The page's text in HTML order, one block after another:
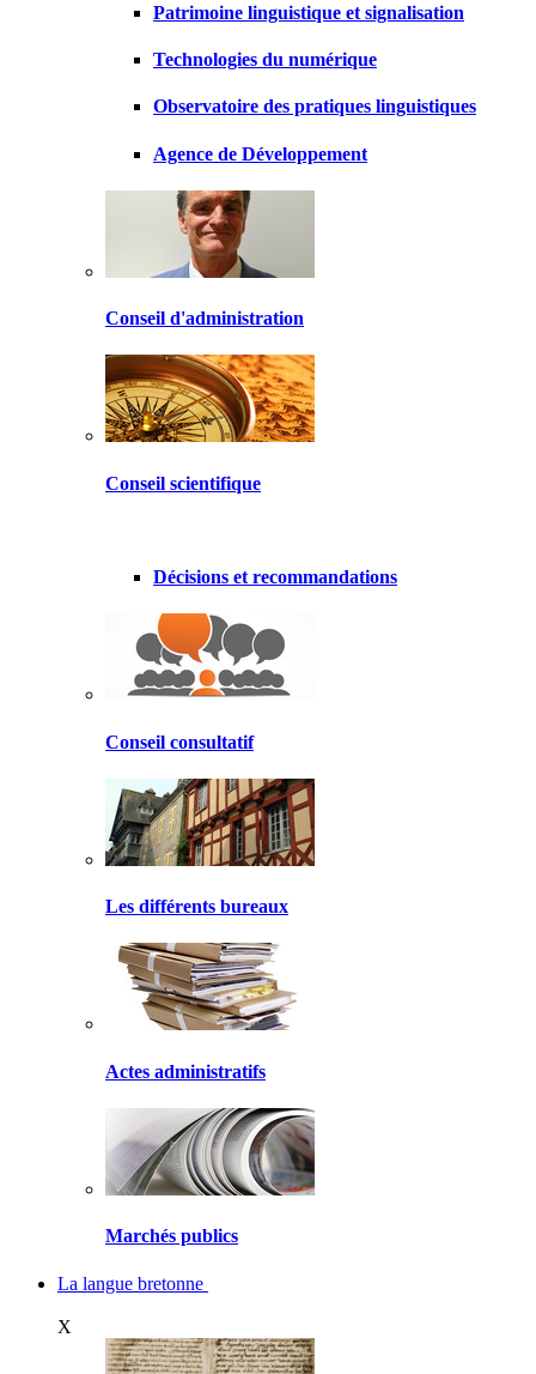
Patrimoine linguistique et signalisation
Technologies du numérique
Observatoire des pratiques linguistiques
Agence de Développement
Conseil d'administration
Conseil scientifique
Décisions et recommandations
Conseil consultatif
Les différents bureaux
Actes administratifs
Marchés publics
La langue bretonne
X